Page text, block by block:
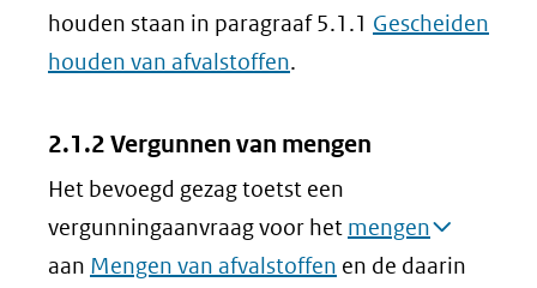
houden staan in paragraaf 5.1.1 Gescheiden
houden van afvalstoffen.
2.1.2 Vergunnen van mengen
Het bevoegd gezag toetst een
vergunningaanvraag voor het mengen
aan Mengen van afvalstoffen en de daarin